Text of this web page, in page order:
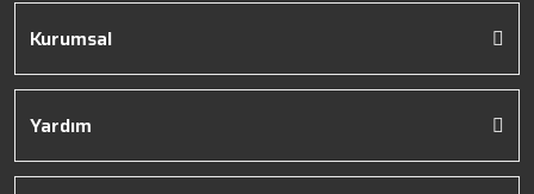
Kurumsal
Yardım